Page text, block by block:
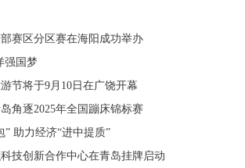
赛区分区赛在海阳成功举办
强国梦
节将于9月10日在广饶开幕
角逐2025年全国蹦床锦标赛
” 助力经济“进中提质”
技创新合作中心在青岛挂牌启动